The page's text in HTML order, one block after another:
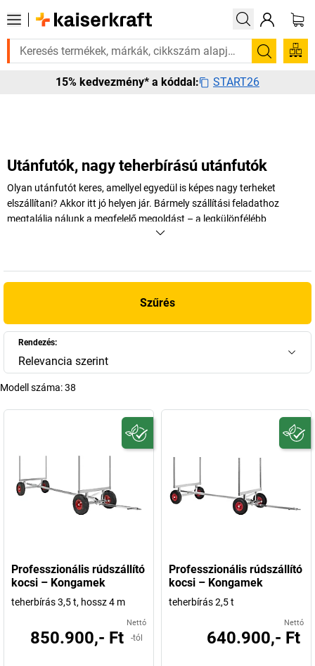
bestseller termékeinket 3–4 munkanapon belül kiszállítjuk.
Keresés
15% kedvezmény* a kóddal: START26
Utánfutók, nagy teherbírású utánfutók
Olyan utánfutót keres, amellyel egyedül is képes nagy terheket
elszállítani? Akkor itt jó helyen jár. Bármely szállítási feladathoz
megtalálja nálunk a megfelelő megoldást – a legkülönfélébb
terhekhez és rakományméretekhez.
Szűrés
Rendezés:
Relevancia szerint
Modell száma:38
Professzionális rúdszállító
kocsi – Kongamek
teherbírás 3,5 t, hossz 4 m
Nettó
850.900,- Ft -tól
Professzionális rúdszállító
kocsi – Kongamek
teherbírás 2,5 t
Nettó
640.900,- Ft